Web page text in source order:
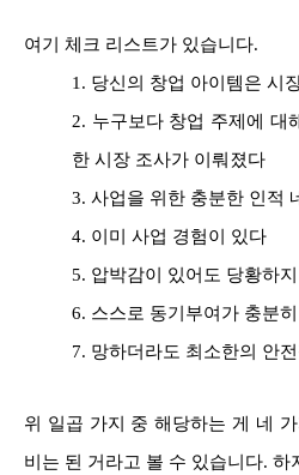
여기 체크 리스트가 있습니다.
1. 당신의 창업 아이템은 시
2. 누구보다 창업 주제에 대
한 시장 조사가 이뤄졌다
3. 사업을 위한 충분한 인적
4. 이미 사업 경험이 있다
5. 압박감이 있어도 당황하
6. 스스로 동기부여가 충분
7. 망하더라도 최소한의 안
위 일곱 가지 중 해당하는 게 네
비는 된 거라고 볼 수 있습니다. 하